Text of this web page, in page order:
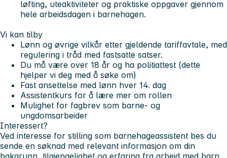
løfting, uteaktiviteter og praktiske oppgaver gjennom
hele arbeidsdagen i barnehagen.
Vi kan tilby
Lønn og øvrige vilkår etter gjeldende tariffavtale, med
regulering i tråd med fastsatte satser.
Du må være over 18 år og ha politiattest (dette
hjelper vi deg med å søke om)
Fast ansettelse med lønn hver 14. dag
Assistentkurs for å lære mer om rollen
Mulighet for fagbrev som barne- og
ungdomsarbeider
Interessert?
Ved interesse for stilling som barnehageassistent bes du
sende en søknad med relevant informasjon om din